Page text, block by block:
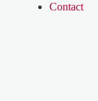
Contact